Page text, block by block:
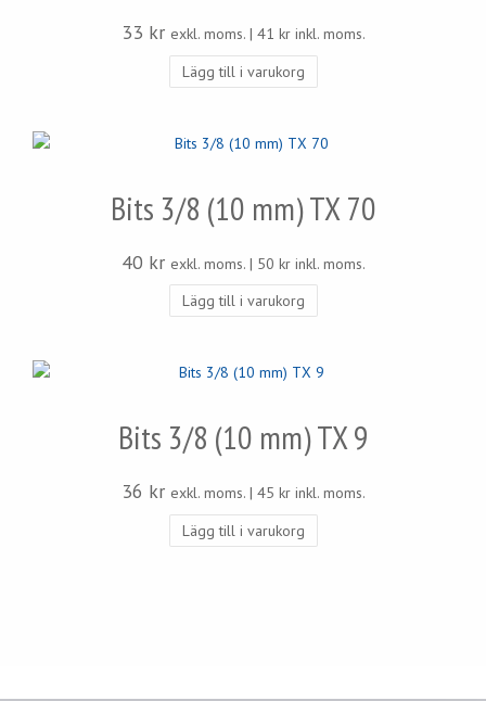
33 kr exkl. moms. | 41 krinkl. moms.
Lägg till i varukorg
Bits 3/8 (10 mm) TX 70
40 kr exkl. moms. | 50 krinkl. moms.
Lägg till i varukorg
Bits 3/8 (10 mm) TX 9
36 kr exkl. moms. | 45 krinkl. moms.
Lägg till i varukorg